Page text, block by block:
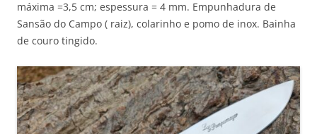
máxima =3,5 cm; espessura = 4 mm. Empunhadura de
Sansão do Campo ( raiz), colarinho e pomo de inox. Bainha
de couro tingido.